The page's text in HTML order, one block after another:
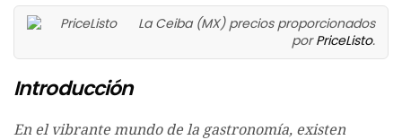
La Ceiba (MX) precios proporcionados
porPriceListo.
Introducción
En el vibrante mundo de la gastronomía, existen